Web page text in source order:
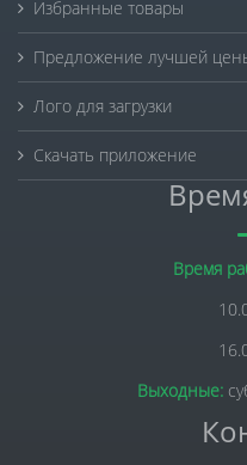
Избранные товары
Предложение лучшей
Лого для загрузки
Скачать приложение
Время
Выходные: